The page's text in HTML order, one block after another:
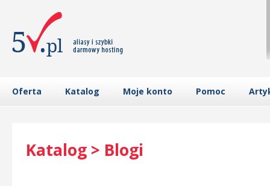
Oferta Katalog Moje konto Pomoc
Katalog > Blogi